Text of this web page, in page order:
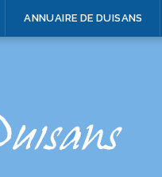
ANNUAIRE DE DUISANS